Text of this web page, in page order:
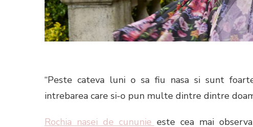
“Peste cateva luni o sa fiu nasa si sunt
intrebarea care si-o pun multe dintre dintre
Rochia nasei de cununie este cea mai